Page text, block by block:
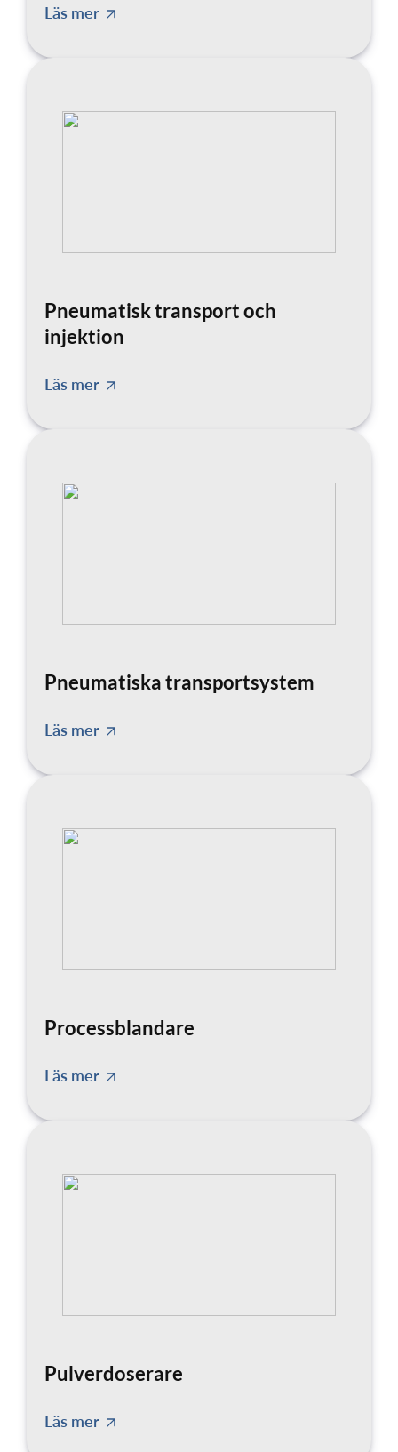
Läs mer
Pneumatisk transport och
injektion
Läs mer
Pneumatiska transportsystem
Läs mer
Processblandare
Läs mer
Pulverdoserare
Läs mer